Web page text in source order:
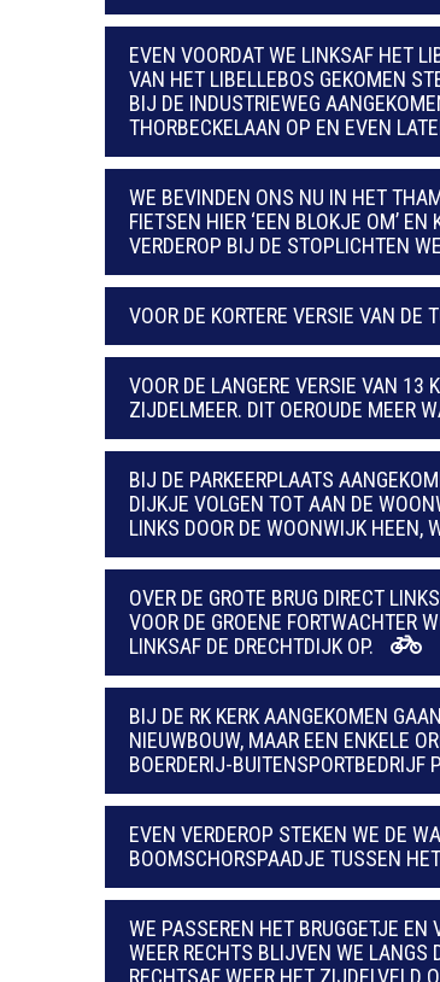
EVEN VOORDAT WE LINKSAF HET
VAN HET LIBELLEBOS GEKOMEN
BIJ DE INDUSTRIEWEG
THORBECKELAAN OP EN EVEN
WE BEVINDEN ONS NU IN HET
FIETSEN HIER ‘EEN BLOKJE OM’
VERDEROP BIJ DE STOPLICHTEN
VOOR DE KORTERE VERSIE VAN
VOOR DE LANGERE VERSIE VAN 13
ZIJDELMEER. DIT OEROUDE MEER
BIJ DE PARKEERPLAATS
DIJKJE VOLGEN TOT AAN DE
LINKS DOOR DE WOONWIJK HEEN,
OVER DE GROTE BRUG DIRECT
VOOR DE GROENE FORTWACHTER
LINKSAF DE DRECHTDIJK OP.
BIJ DE RK KERK AANGEKOMEN
NIEUWBOUW, MAAR EEN ENKELE
BOERDERIJ-BUITENSPORTBEDRIJF
EVEN VERDEROP STEKEN WE DE
BOOMSCHORSPAADJE TUSSEN
WE PASSEREN HET BRUGGETJE
WEER RECHTS BLIJVEN WE LANGS
RECHTSAF WEER HET ZIJDELVELD